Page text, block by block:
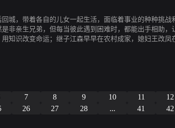
城，带着各自的儿女一起生活，面临着事业的种种挑
非亲生兄弟，但每当彼此遇到困难时，都能出手相助
知识改变命运；继子江森早早在农村成家，媳妇王改
7 8 9 10 11 12
26 27 28 ... 41 42